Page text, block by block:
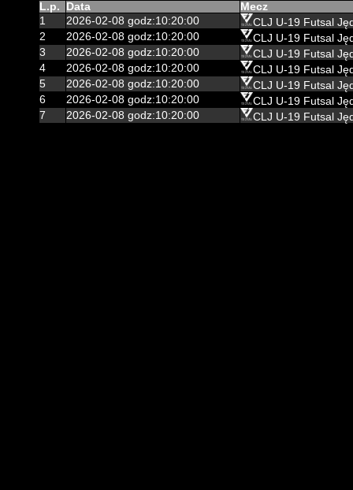
L.p. Data
Mecz
1
2026-02-08 godz:10:20:00
CLJ U-19 Futsal
2
2026-02-08 godz:10:20:00
CLJ U-19 Futsal
3
2026-02-08 godz:10:20:00
CLJ U-19 Futsal
4
2026-02-08 godz:10:20:00
CLJ U-19 Futsal
5
2026-02-08 godz:10:20:00
CLJ U-19 Futsal
6
2026-02-08 godz:10:20:00
CLJ U-19 Futsal
7
2026-02-08 godz:10:20:00 CLJ U-19 Futsal